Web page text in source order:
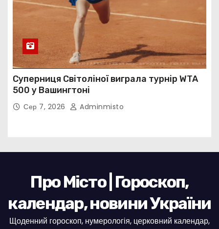
Суперниця Світоліної виграла турнір WTA
500 у Вашингтоні
Сер 7, 2026 Adminmisto
Про Місто | Гороскоп,
календар, новини України
Щоденний гороскоп, нумерологія, церковний календар,